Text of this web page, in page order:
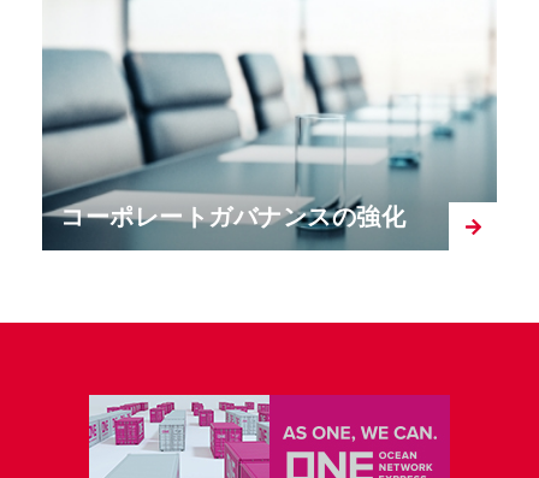
コーポレートガバナンスの強化